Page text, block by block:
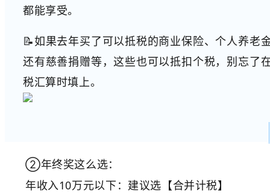
都能享受。
📝如果去年买了可以抵税的商业保险、个人养老
还有慈善捐赠等，这些也可以抵扣个税，别忘了
税汇算时填上。
②年终奖这么选：
年收入10万元以下：建议选【合并计税】